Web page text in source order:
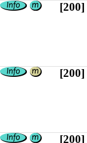
[200]
[200]
[200]